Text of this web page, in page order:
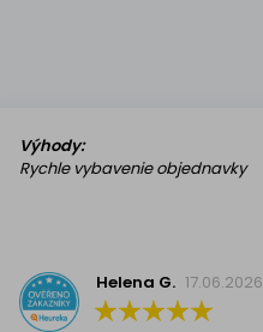
Výhody:
Rychle vybavenie objednavky
Helena G. 17.06.2026